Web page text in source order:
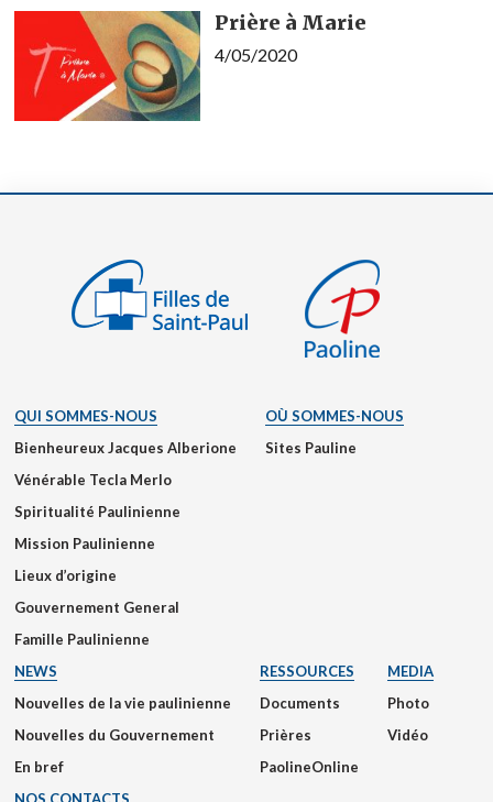
Prière à Marie
4/05/2020
QUI SOMMES-NOUS
Bienheureux Jacques Alberione
Vénérable Tecla Merlo
Spiritualité Paulinienne
Mission Paulinienne
Lieux d’origine
Gouvernement General
Famille Paulinienne
OÙ SOMMES-NOUS
Sites Pauline
NEWS
Nouvelles de la vie paulinienne
Nouvelles du Gouvernement
En bref
RESSOURCES
Documents
Prières
PaolineOnline
MEDIA
Photo
Vidéo